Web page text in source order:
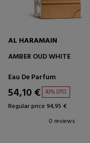
AL HARAMAIN
AMBER OUD WHITE
Eau De Parfum
54,10 € 43% DTO.
Regular price 94,95 €
0 reviews